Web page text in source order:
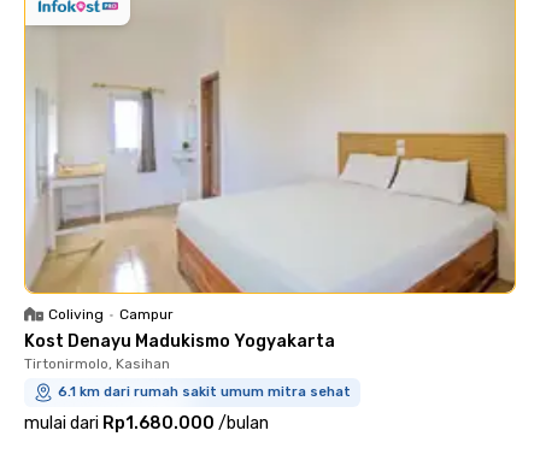
Coliving • Campur
Kost Denayu Madukismo Yogyakarta
Tirtonirmolo, Kasihan
6.1 km dari rumah sakit umum mitra sehat
mulai dari Rp1.680.000 /bulan